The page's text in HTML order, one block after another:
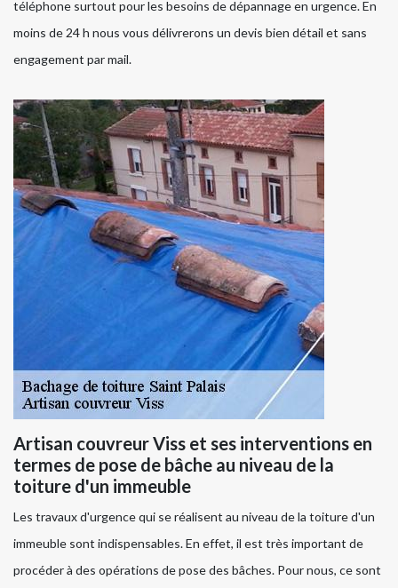
téléphone surtout pour les besoins de dépannage en urgence. En
moins de 24 h nous vous délivrerons un devis bien détail et sans
engagement par mail.
Artisan couvreur Viss et ses interventions en
termes de pose de bâche au niveau de la
toiture d'un immeuble
Les travaux d'urgence qui se réalisent au niveau de la toiture d'un
immeuble sont indispensables. En effet, il est très important de
procéder à des opérations de pose des bâches. Pour nous, ce sont